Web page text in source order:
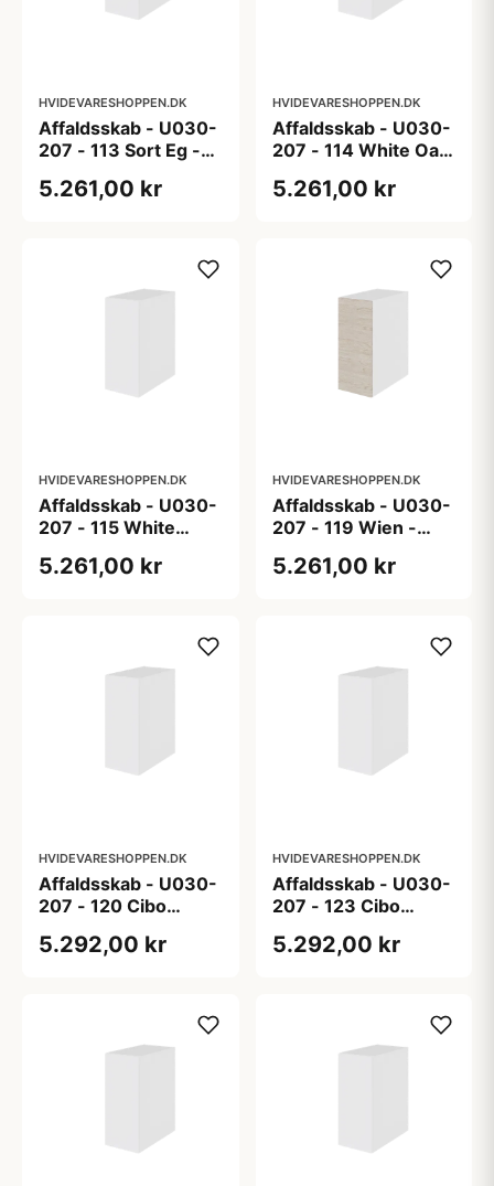
HVIDEVARESHOPPEN.DK
Affaldsskab - U030-
207 - 113 Sort Eg -
5.261,00 kr
HVIDEVARESHOPPEN.DK
Affaldsskab - U030-
207 - 114 White Oak
ABS-kant
5.261,00 kr
HVIDEVARESHOPPEN.DK
Affaldsskab - U030-
207 - 115 White
m/sort ABS-kant
5.261,00 kr
HVIDEVARESHOPPEN.DK
Affaldsskab - U030-
207 - 119 Wien -
5.261,00 kr
HVIDEVARESHOPPEN.DK
Affaldsskab - U030-
207 - 120 Cibo
mat lakeret folie
5.292,00 kr
HVIDEVARESHOPPEN.DK
Affaldsskab - U030-
207 - 123 Cibo
Super mat lakeret
5.292,00 kr